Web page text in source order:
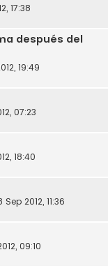
17:38
después del
19:49
07:23
18:40
Sep 2012, 11:36
09:10